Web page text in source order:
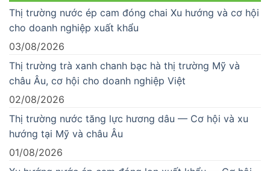
Thị trường nước ép cam đóng chai Xu hướng và cơ hội
cho doanh nghiệp xuất khẩu
03/08/2026
Thị trường trà xanh chanh bạc hà thị trường Mỹ và
châu Âu, cơ hội cho doanh nghiệp Việt
02/08/2026
Thị trường nước tăng lực hương dâu — Cơ hội và xu
hướng tại Mỹ và châu Âu
01/08/2026